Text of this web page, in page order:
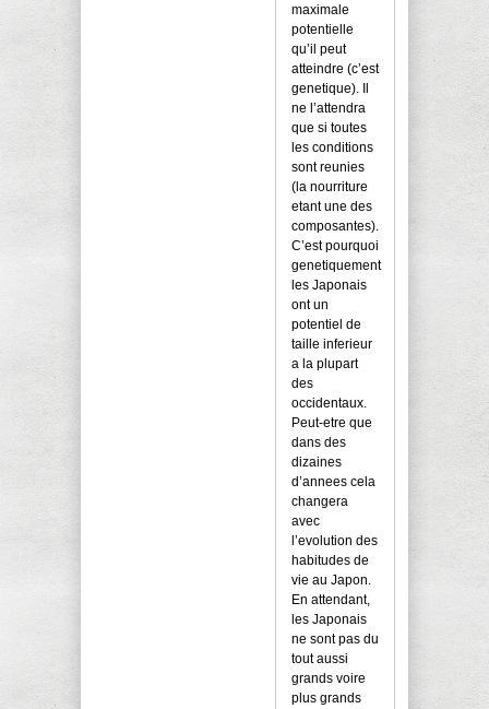
maximale
potentielle
qu’il peut
atteindre (c’est
genetique). Il
ne l’attendra
que si toutes
les conditions
sont reunies
(la nourriture
etant une des
composantes).
C’est pourquoi
genetiquement
les Japonais
ont un
potentiel de
taille inferieur
a la plupart
des
occidentaux.
Peut-etre que
dans des
dizaines
d’annees cela
changera
avec
l’evolution des
habitudes de
vie au Japon.
En attendant,
les Japonais
ne sont pas du
tout aussi
grands voire
plus grands